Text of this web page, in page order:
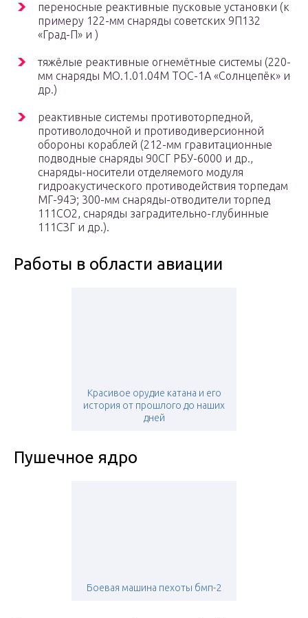
переносные реактивные пусковые установки (к
примеру 122-мм снаряды советских 9П132
«Град-П» и )
тяжёлые реактивные огнемётные системы (220-
мм снаряды МО.1.01.04М ТОС-1А «Солнцепёк» и
др.)
реактивные системы противоторпедной,
противолодочной и противодиверсионной
обороны кораблей (212-мм гравитационные
подводные снаряды 90СГ РБУ-6000 и др.,
снаряды-носители отделяемого модуля
гидроакустического противодействия торпедам
МГ-94Э; 300-мм снаряды-отводители торпед
111СО2, снаряды заградительно-глубинные
111СЗГ и др.).
Работы в области авиации
Красивое орудие катана и его
история от прошлого до наших
дней
Пушечное ядро
Боевая машина пехоты бмп-2